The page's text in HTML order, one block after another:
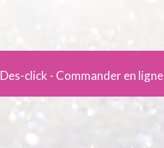
Des-click - Commander en ligne